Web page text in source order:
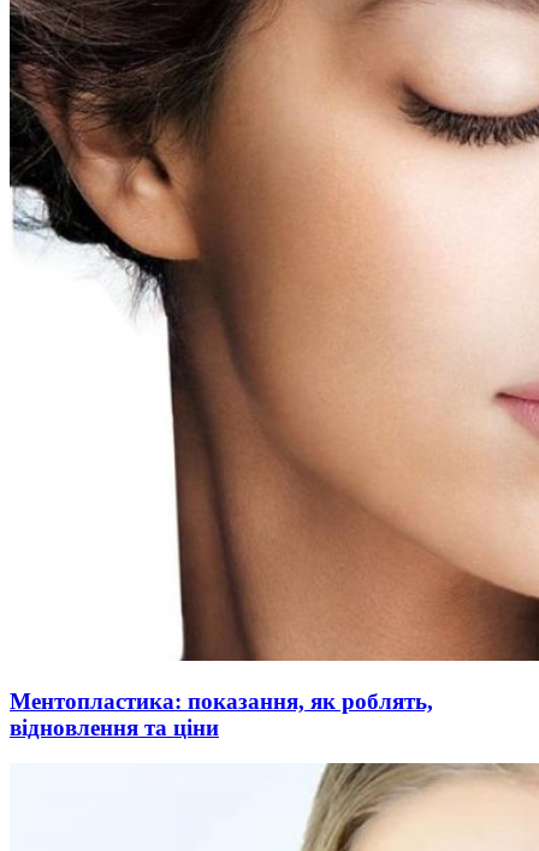
Ментопластика: показання, як роблять,
відновлення та ціни